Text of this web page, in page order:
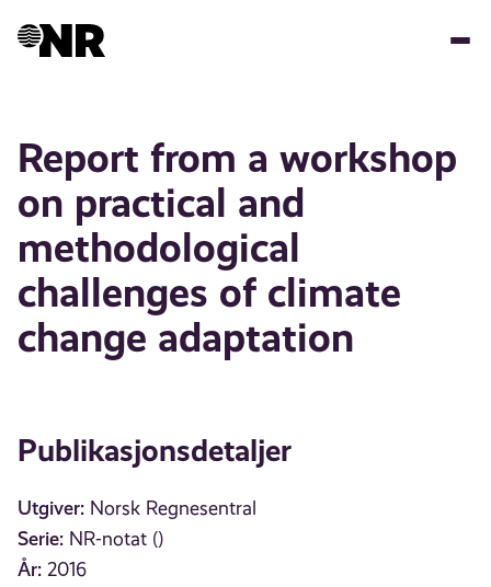
Report from a workshop
on practical and
methodological
challenges of climate
change adaptation
Publikasjonsdetaljer
Utgiver: Norsk Regnesentral
Serie: NR-notat ()
År: 2016